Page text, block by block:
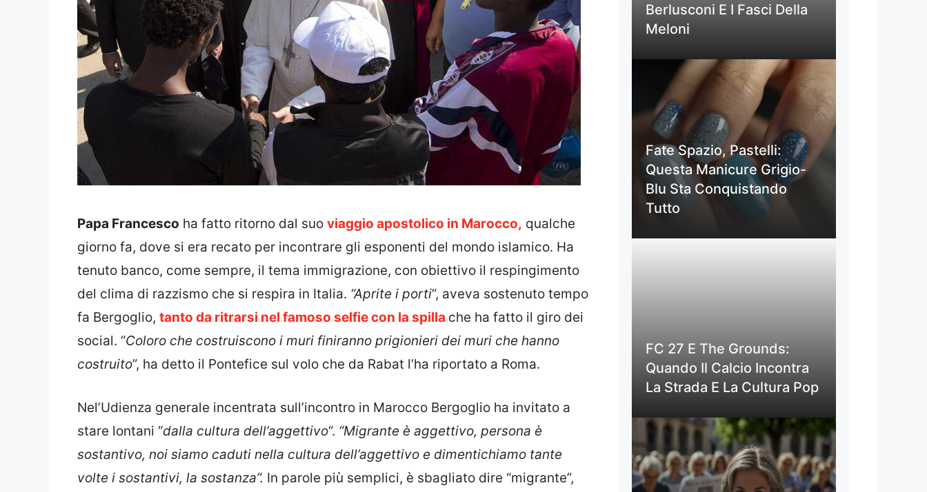
Papa Francesco ha fatto ritorno dal suo viaggio apostolico in Marocco, qualche
giorno fa, dove si era recato per incontrare gli esponenti del mondo islamico. Ha
tenuto banco, come sempre, il tema immigrazione, con obiettivo il respingimento
del clima di razzismo che si respira in Italia. “Aprite i porti”, aveva sostenuto tempo
fa Bergoglio, tanto da ritrarsi nel famoso selfie con la spilla che ha fatto il giro dei
social. “Coloro che costruiscono i muri finiranno prigionieri dei muri che hanno
costruito”, ha detto il Pontefice sul volo che da Rabat l’ha riportato a Roma.
Nel’Udienza generale incentrata sull’incontro in Marocco Bergoglio ha invitato a
stare lontani “dalla cultura dell’aggettivo“. “Migrante è aggettivo, persona è
sostantivo, noi siamo caduti nella cultura dell’aggettivo e dimentichiamo tante
volte i sostantivi, la sostanza”. In parole più semplici, è sbagliato dire “migrante”,
Berlusconi E I Fasci Della
Meloni
Fate Spazio, Pastelli:
Questa Manicure Grigio-
Blu Sta Conquistando
Tutto
FC 27 E The Grounds:
Quando Il Calcio Incontra
La Strada E La Cultura Pop